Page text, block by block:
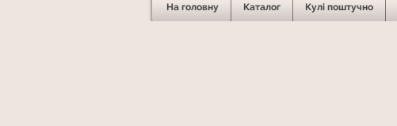
На головну Каталог Кулі поштучно